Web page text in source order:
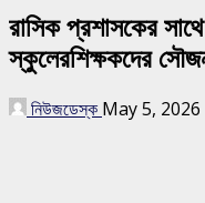
রাসিক প্রশাসকের
স্কুলেরশিক্ষকদের
নিউজডেস্ক May 5, 2026